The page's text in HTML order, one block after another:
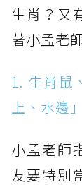
生肖？又
著小孟老
1. 生肖鼠
上、水邊
小孟老師
友要特別